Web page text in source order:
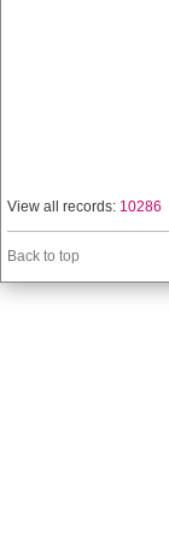
View all records: 10286
Back to top